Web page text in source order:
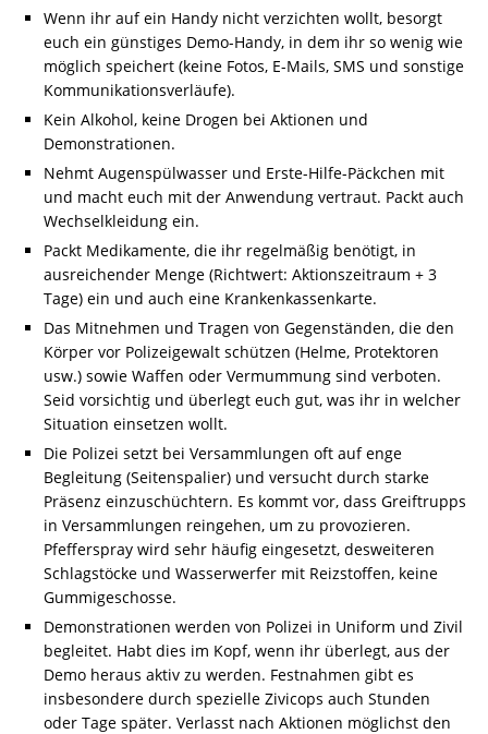
Wenn ihr auf ein Handy nicht verzichten wollt, besorgt
euch ein günstiges Demo-Handy, in dem ihr so wenig wie
möglich speichert (keine Fotos, E-Mails, SMS und sonstige
Kommunikationsverläufe).
Kein Alkohol, keine Drogen bei Aktionen und
Demonstrationen.
Nehmt Augenspülwasser und Erste-Hilfe-Päckchen mit
und macht euch mit der Anwendung vertraut. Packt auch
Wechselkleidung ein.
Packt Medikamente, die ihr regelmäßig benötigt, in
ausreichender Menge (Richtwert: Aktionszeitraum + 3
Tage) ein und auch eine Krankenkassenkarte.
Das Mitnehmen und Tragen von Gegenständen, die den
Körper vor Polizeigewalt schützen (Helme, Protektoren
usw.) sowie Waffen oder Vermummung sind verboten.
Seid vorsichtig und überlegt euch gut, was ihr in welcher
Situation einsetzen wollt.
Die Polizei setzt bei Versammlungen oft auf enge
Begleitung (Seitenspalier) und versucht durch starke
Präsenz einzuschüchtern. Es kommt vor, dass Greiftrupps
in Versammlungen reingehen, um zu provozieren.
Pfefferspray wird sehr häufig eingesetzt, desweiteren
Schlagstöcke und Wasserwerfer mit Reizstoffen, keine
Gummigeschosse.
Demonstrationen werden von Polizei in Uniform und Zivil
begleitet. Habt dies im Kopf, wenn ihr überlegt, aus der
Demo heraus aktiv zu werden. Festnahmen gibt es
insbesondere durch spezielle Zivicops auch Stunden
oder Tage später. Verlasst nach Aktionen möglichst den